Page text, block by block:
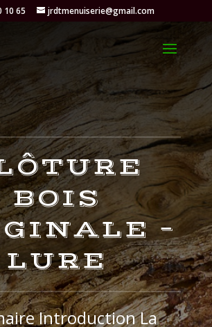
10 65 jrdtmenuiserie@gmail.com
BOIS
–
LURE
Introduction La